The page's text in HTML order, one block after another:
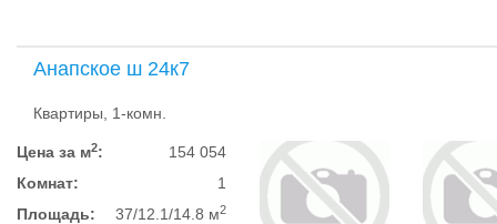
Анапское ш 24к7
Квартиры, 1-комн.
Цена за м2:
154 054
Комнат:
1
Площадь:
37/12.1/14.8 м2